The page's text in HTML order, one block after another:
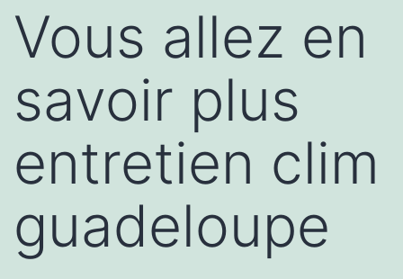
Vous allez en
savoir plus
entretien clim
guadeloupe